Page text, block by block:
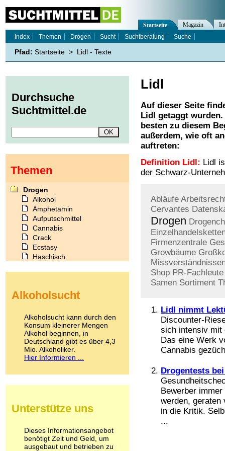
Lidl
Auf dieser Seite
Lidl
getaggt
besten zu diesem
außerdem, wie oft
auftreten:
Definition Lidl: Lidl
der Schwarz-
Abläufe
Cervantes
Drogen
Firmenzentrale
Growbäume
Shop PR-Fachleute
Samen Sortiment
Lidl nimmt
Discounter-
sich intensiv mit
Das eine Werk
Cannabis
Drogentests
Bewerber
werden, geraten
in die Kritik.
...
Startseite Magazin
Index
Themen Drogen Sucht Suchtberatung Suche
Pfad: Startseite > Lidl - Texte
Durchsuche
Suchtmittel.de
Themen
Drogen
Alkohol
Amphetamin
Aufputschmittel
Cannabis
Crack
Ecstasy
Haschisch
Kokain
LSD
Marihuana
Medikamente
Meskalin
Metamphetamin
Methadon
Pilze
Psychopharmaka
Schlafmittel
Schmerzmittel
Alkoholsucht
Alkoholsucht kann durch den
Konsum kleinerer Mengen
Alkohol beginnen, in
Deutschland gibt es über 4,3
Mio. Alkoholiker.
Hier Informieren ...
Unterstütze uns
Dieses Informationsangebot
benötigt Zeit und Geld, um
ausgebaut und betrieben zu